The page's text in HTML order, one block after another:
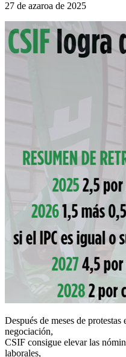
27 de azaroa de 2025
Después de meses de
negociación,
CSIF consigue elevar las
laborales,